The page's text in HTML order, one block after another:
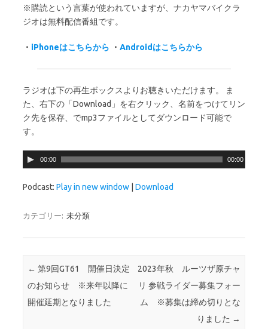
※購読という言葉が使われていますが、ナカヤマバイクラ
ジオは無料配信番組です。
・ iPhoneはこちらから ・ Androidはこちらから
ラジオは下の再生ボックスよりお聴きいただけます。 ま
た、右下の「Download」を右クリック、名前をつけてリン
ク先を保存、でmp3ファイルとしてダウンロード可能で
す。
音
声
プ
ー
00:00 00:00
Podcast: Play in new window Download
カテゴリー: 未分類
投稿ナビゲーション
← 第9回GT61 開催日決定
のお知らせ ※来年以降に
開催延期となりました
2023年秋 ルーツザ原チャ
リ 参戦ライダー募集フォー
ム ※募集は締め切りとな
りました →